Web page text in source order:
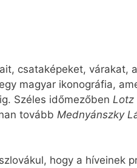
csataképeket, várakat,
magyar ikonográfia,
Széles időmezőben Lotz
tovább Mednyánszky
hogy a híveinek